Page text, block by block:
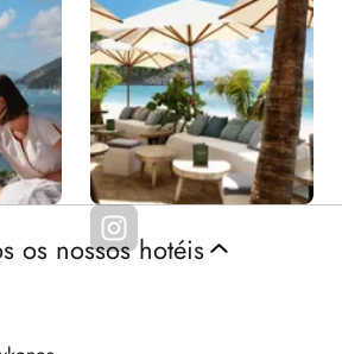
os nossos hotéis